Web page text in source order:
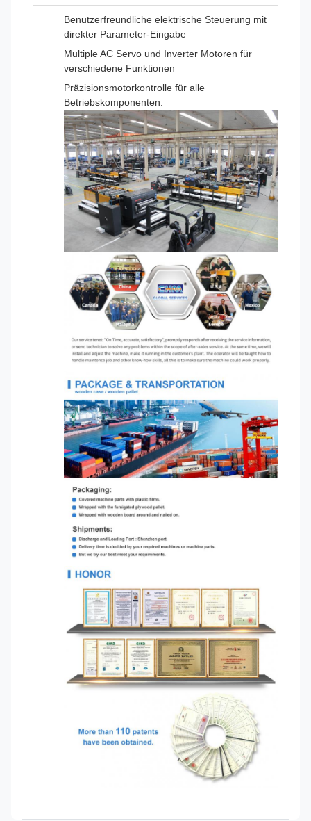
Benutzerfreundliche elektrische Steuerung mit
direkter Parameter-Eingabe
Multiple AC Servo und Inverter Motoren für
verschiedene Funktionen
Präzisionsmotorkontrolle für alle
Betriebskomponenten.